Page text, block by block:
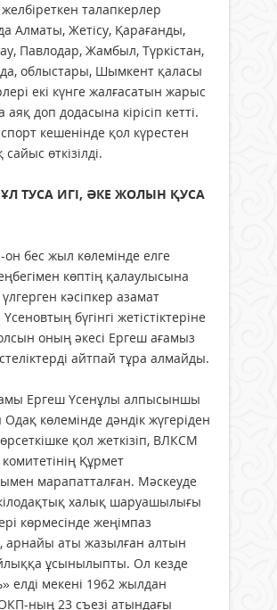
талапкерлер
Алматы, Жетісу, Қарағанды,
Павлодар, Жамбыл, Түркістан,
облыстары, Шымкент қаласы
екі күнге жалғасатын жарыс
доп додасына кірісіп кетті.
кешенінде қол күрестен
өткізілді.
ТУСА ИГІ, ӘКЕ ЖОЛЫН ҚУСА
бес жыл көлемінде елге
көптің қалаулысына
кәсіпкер азамат
бүгінгі жетістіктеріне
оның әкесі Ергеш ағамыз
айтпай тұра алмайды.
Ергеш Үсенұлы алпысыншы
көлемінде дәндік жүгеріден
қол жеткізіп, ВЛКСМ
Құрмет
марапатталған. Мәскеуде
халық шаруашылығы
көрмесінде жеңімпаз
арнайы аты жазылған алтын
ұсынылыпты. Ол кезде
елді мекені 1962 жылдан
ның 23 съезі атындағы